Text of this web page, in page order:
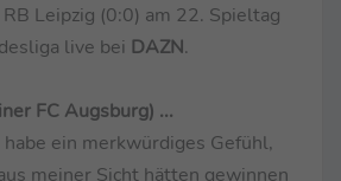
Leipzig (0:0) am 22. Spieltag
live bei DAZN.
FC Augsburg) ...
habe ein merkwürdiges Gefühl,
meiner Sicht hätten gewinnen